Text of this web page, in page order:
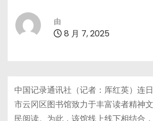
由
8 月 7, 2025
中国记录通讯社（记者：厍红英）连
市云冈区图书馆致力于丰富读者精神
民阅读。为此，该馆线上线下相结合